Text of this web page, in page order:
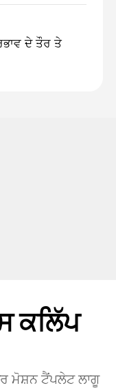
ਦੇ ਤੌਰ ਤੇ
ਕਲਿੱਪ
ਮੋਸ਼ਨ ਟੈਂਪਲੇਟ ਲਾਗੂ